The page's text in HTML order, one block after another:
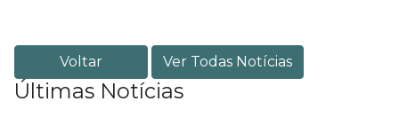
Voltar Ver Todas Notícias
Últimas Notícias